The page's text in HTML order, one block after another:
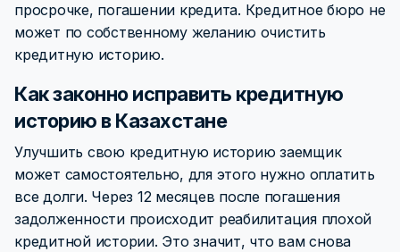
просрочке, погашении кредита. Кредитное бюро не
может по собственному желанию очистить
кредитную историю.
Как законно исправить кредитную
историю в Казахстане
Улучшить свою кредитную историю заемщик
может самостоятельно, для этого нужно оплатить
все долги. Через 12 месяцев после погашения
задолженности происходит реабилитация плохой
кредитной истории. Это значит, что вам снова